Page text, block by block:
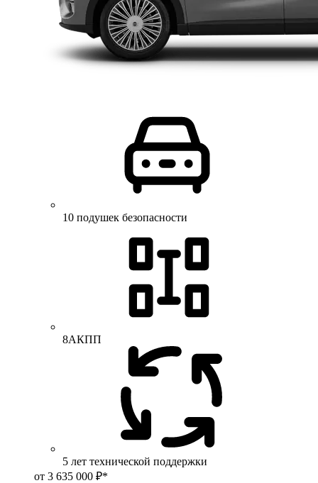
10 подушек безопасности
8АКПП
5 лет технической поддержки
от 3 635 000 ₽*